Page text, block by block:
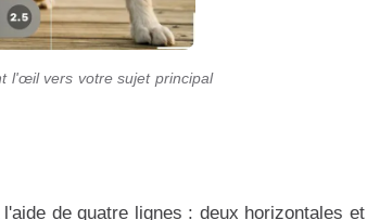
l'œil vers votre sujet principal
de quatre lignes : deux horizontales